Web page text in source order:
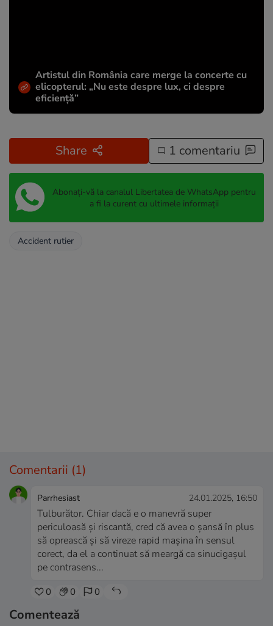
Artistul din România care merge la concerte cu
elicopterul: „Nu este despre lux, ci despre
eficiență”
Share 1 comentariu
Abonați-vă la canalul Libertatea de WhatsApp pentru
a fi la curent cu ultimele informații
Accident rutier
Comentarii (1)
Parrhesiast 24.01.2025, 16:50
Tulburător. Chiar dacă e o manevră super
periculoasă și riscantă, cred că avea o șansă în plus
să oprească și să vireze rapid mașina în sensul
corect, da el a continuat să meargă ca sinucigașul
pe contrasens...
0 0 0
Comentează